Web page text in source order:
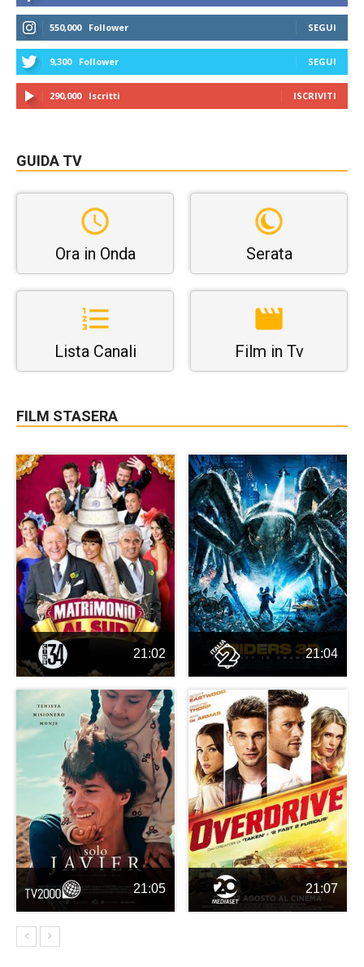
550,000 Follower SEGUI
9,300 Follower SEGUI
290,000 Iscritti ISCRIVITI
GUIDA TV
Ora in Onda Serata
Lista Canali Film in Tv
FILM STASERA
21:02 21:04
21:05 21:07